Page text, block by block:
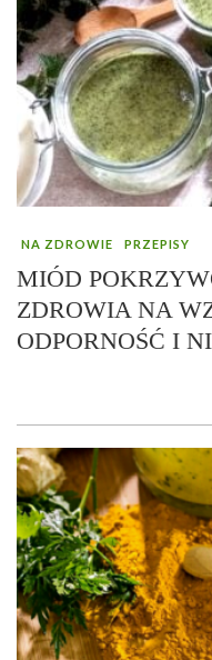
NA ZDROWIE PRZEPISY
MIÓD
ZDROWIA NA
ODPORNOŚĆ I